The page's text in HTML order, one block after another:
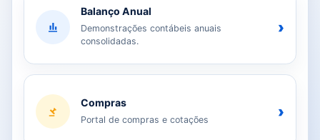
Balanço Anual
Demonstrações contábeis anuais
consolidadas.
›
Compras
Portal de compras e cotações ›